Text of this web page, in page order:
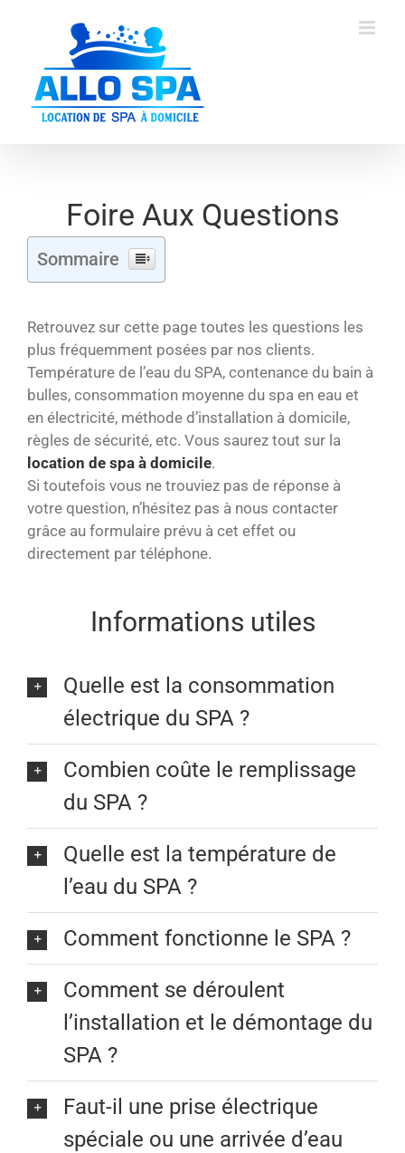
Foire Aux Questions
Sommaire
Retrouvez sur cette page toutes les questions les
plus fréquemment posées par nos clients.
Température de l’eau du SPA, contenance du bain à
bulles, consommation moyenne du spa en eau et
en électricité, méthode d’installation à domicile,
règles de sécurité, etc. Vous saurez tout sur la
location de spa à domicile.
Si toutefois vous ne trouviez pas de réponse à
votre question, n’hésitez pas à nous contacter
grâce au formulaire prévu à cet effet ou
directement par téléphone.
Informations utiles
Quelle est la consommation
électrique du SPA ?
Combien coûte le remplissage
du SPA ?
Quelle est la température de
l’eau du SPA ?
Comment fonctionne le SPA ?
Comment se déroulent
l’installation et le démontage du
SPA ?
Faut-il une prise électrique
spéciale ou une arrivée d’eau